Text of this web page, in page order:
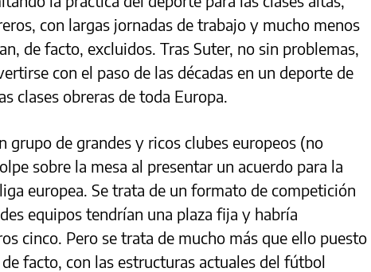
con largas jornadas de trabajo y mucho menos
de facto, excluidos. Tras Suter, no sin problemas,
con el paso de las décadas en un deporte de
clases obreras de toda Europa.
grupo de grandes y ricos clubes europeos (no
sobre la mesa al presentar un acuerdo para la
europea. Se trata de un formato de competición
equipos tendrían una plaza fija y habría
cinco. Pero se trata de mucho más que ello puesto
facto, con las estructuras actuales del fútbol